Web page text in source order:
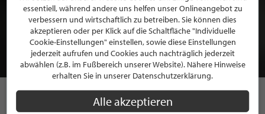
BEWERBEN SIE SICH FÜR EINE GRATIS
MITGLIEDSCHAFT BEI STILPUNKTE®
JETZT GRATIS BEWERBEN
essentiell, während andere uns helfen unser Onlineangebot zu
verbessern und wirtschaftlich zu betreiben. Sie können dies
akzeptieren oder per Klick auf die Schaltfläche "Individuelle
Cookie-Einstellungen" einstellen, sowie diese Einstellungen
jederzeit aufrufen und Cookies auch nachträglich jederzeit
abwählen (z.B. im Fußbereich unserer Website). Nähere Hinweise
erhalten Sie in unserer Datenschutzerklärung.
Alle akzeptieren